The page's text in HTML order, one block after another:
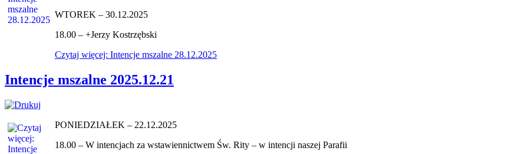
WTOREK – 30.12.2025
18.00 – +Jerzy Kostrzębski
Czytaj więcej: Intencje mszalne 28.12.2025
Intencje mszalne 2025.12.21
PONIEDZIAŁEK – 22.12.2025
18.00 – W intencjach za wstawiennictwem Św. Rity – w intencji naszej Parafii